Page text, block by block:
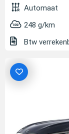
Automaat
248 g/km
Btw